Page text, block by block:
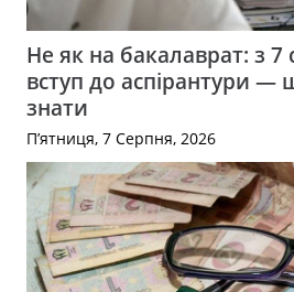
Не як на бакалаврат: з 7
вступ до аспірантури
знати
П’ятниця, 7 Серпня, 2026